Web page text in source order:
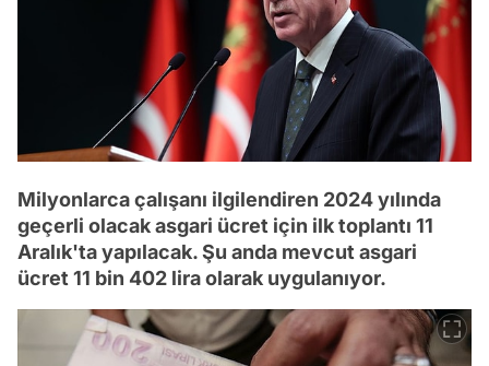
Milyonlarca çalışanı ilgilendiren 2024 yılında
geçerli olacak asgari ücret için ilk toplantı 11
Aralık'ta yapılacak. Şu anda mevcut asgari
ücret 11 bin 402 lira olarak uygulanıyor.